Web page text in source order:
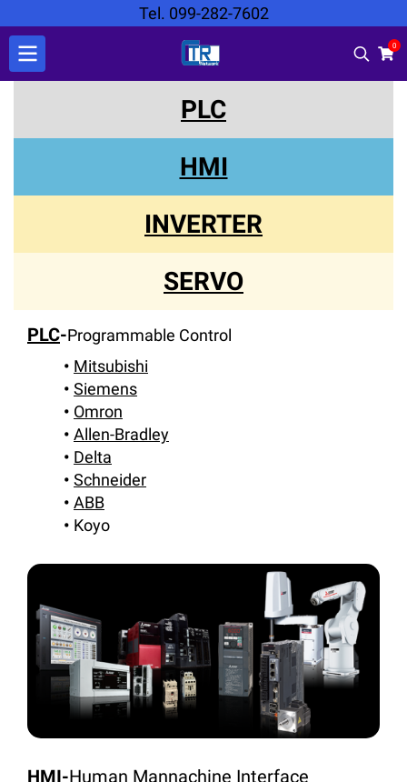
Tel. 099-282-7602
0
PLC
HMI
INVERTER
SERVO
PLC-Programmable Control
Mitsubishi
Siemens
Omron
Allen-Bradley
Delta
Schneider
ABB
Koyo
HMI-Human Mannachine Interface